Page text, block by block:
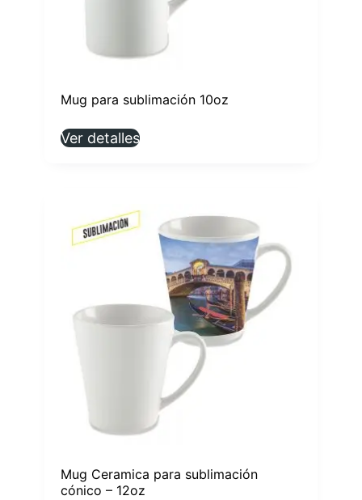
Mug para sublimación 10oz
Ver detalles
Mug Ceramica para sublimación
cónico – 12oz